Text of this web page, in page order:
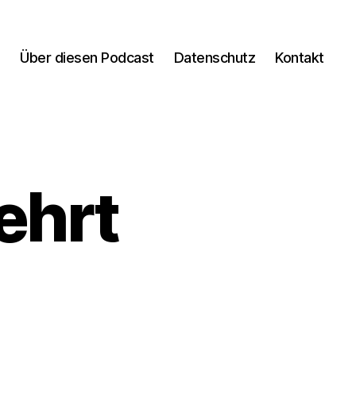
Über diesen Podcast Datenschutz Kontakt